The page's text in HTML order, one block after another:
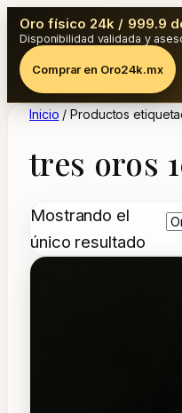
Oro físico 24k / 999.9
Disponibilidad validada y
Comprar en Oro24k.mx
Inicio / Productos
tres oros
Mostrando el
único resultado